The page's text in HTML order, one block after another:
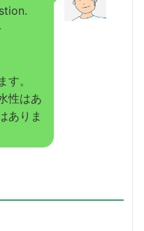
。
性はあ
ありま